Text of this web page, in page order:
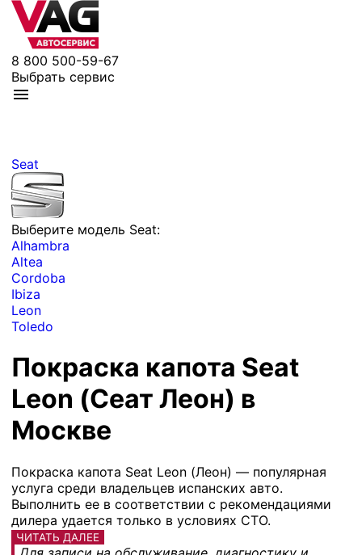
8 800 500-59-67
Выбрать сервис
Seat
Выберите модель Seat:
Alhambra
Altea
Cordoba
Ibiza
Leon
Toledo
Покраска капота Seat
Leon (Сеат Леон) в
Москве
Покраска капота Seat Leon (Леон) — популярная
услуга среди владельцев испанских авто.
Выполнить ее в соответствии с рекомендациями
дилера удается только в условиях СТО.
ЧИТАТЬ ДАЛЕЕ